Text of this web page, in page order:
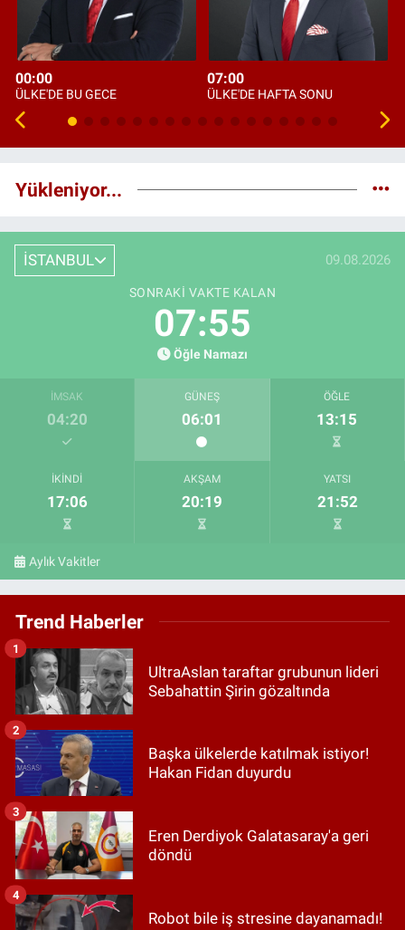
00:00
ÜLKE'DE BU GECE
07:00
ÜLKE'DE HAFTA SONU
Yükleniyor...
İSTANBUL 09.08.2026
SONRAKI VAKTE KALAN
07:54
Öğle Namazı
İMSAK
04:20
GÜNEŞ
06:01
ÖĞLE
13:15
İKINDI
17:06
AKŞAM
20:19
YATSI
21:52
Aylık Vakitler
Trend Haberler
UltraAslan taraftar grubunun lideri
Sebahattin Şirin gözaltında
1
Başka ülkelerde katılmak istiyor!
Hakan Fidan duyurdu
2
Eren Derdiyok Galatasaray'a geri
döndü
3
Robot bile iş stresine dayanamadı!
4